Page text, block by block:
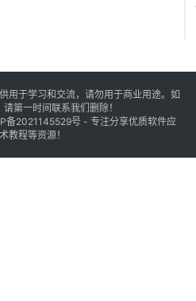
用于学习和交流，请勿用于商业用途。如
第一时间联系我们删除！
备2021145529号 - 专注分享优质软件应
教程等资源！